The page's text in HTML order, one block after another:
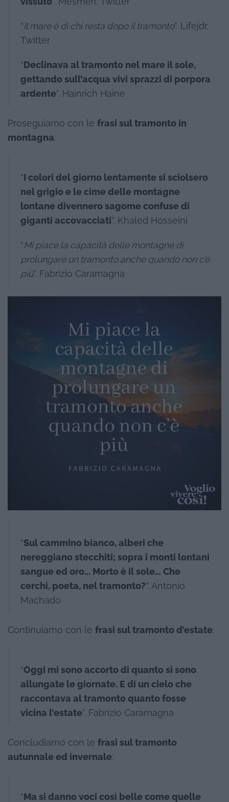
“Il mare è di chi resta dopo il tramonto”. Lifejdr,
Twitter
“ Declinava al tramonto nel mare il sole,
gettando sull’acqua vivi sprazzi di porpora
ardente”. Hainrich Haine
Proseguiamo con le frasi sul tramonto in
montagna:
“ I colori del giorno lentamente si sciolsero
nel grigio e le cime delle montagne
lontane divennero sagome confuse di
giganti accovacciati”. Khaled Hosseini
“Mi piace la capacità delle montagne di
prolungare un tramonto anche quando non c’è
più”. Fabrizio Caramagna
“Sul cammino bianco, alberi che
nereggiano stecchiti; sopra i monti lontani
sangue ed oro… Morto è il sole… Che
cerchi, poeta, nel tramonto?”. Antonio
Machado
Continuiamo con le frasi sul tramonto d’estate:
“Oggi mi sono accorto di quanto si sono
allungate le giornate. E di un cielo che
raccontava al tramonto quanto fosse
vicina l’estate”. Fabrizio Caramagna
Concludiamo con le frasi sul tramonto
autunnale ed invernale:
“ Ma si danno voci così belle come quelle